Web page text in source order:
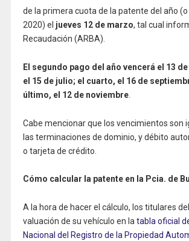
de la primera cuota de la patente del año
2020) el jueves 12 de marzo, tal cual
Recaudación (ARBA).
El segundo pago del año vencerá el 13
el 15 de julio; el cuarto, el 16 de
último, el 12 de noviembre.
Cabe mencionar que los vencimientos son
las terminaciones de dominio, y débito
o tarjeta de crédito.
Cómo calcular la patente en la Pcia. de
A la hora de hacer el cálculo, los titulares
valuación de su vehículo en latabla oficial
Nacional del Registro de la Propiedad